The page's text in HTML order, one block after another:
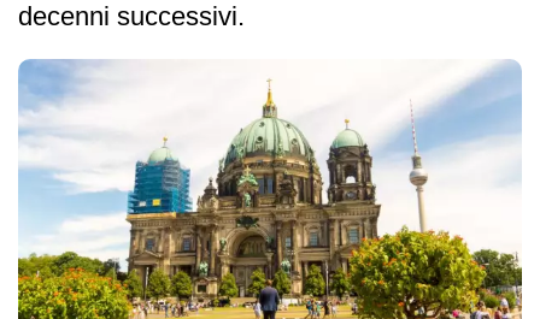
decenni successivi.